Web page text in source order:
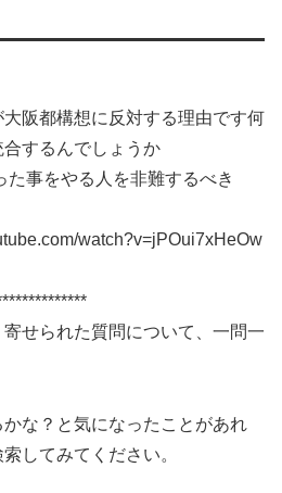
阪都構想に反対する理由です何
するんでしょうか
た事をやる人を非難するべき
watch?v=jPOui7xHeOw
せられた質問について、一問一
な？と気になったことがあれ
してみてください。